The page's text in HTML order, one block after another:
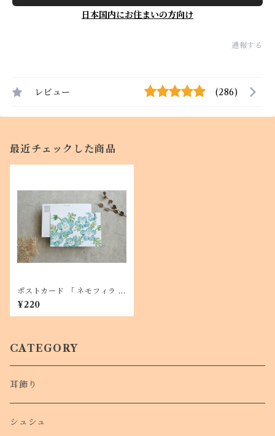
日本国内にお住まいの方向け
通報する
レビュー (286)
最近チェックした商品
ポストカード 「 ネモフィラ 」
１枚 メッセージカードにも
¥220
CATEGORY
耳飾り
シュシュ